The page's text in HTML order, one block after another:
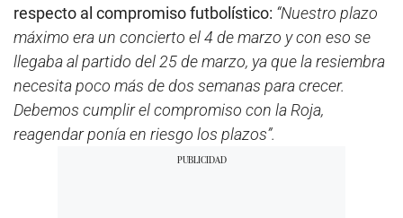
respecto al compromiso futbolístico: “Nuestro plazo
máximo era un concierto el 4 de marzo y con eso se
llegaba al partido del 25 de marzo, ya que la resiembra
necesita poco más de dos semanas para crecer.
Debemos cumplir el compromiso con la Roja,
reagendar ponía en riesgo los plazos”.